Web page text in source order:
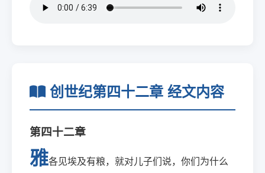
创世纪第四十二章 经文内容
第四十二章
雅各见埃及有粮，就对儿子们说，你们为什么